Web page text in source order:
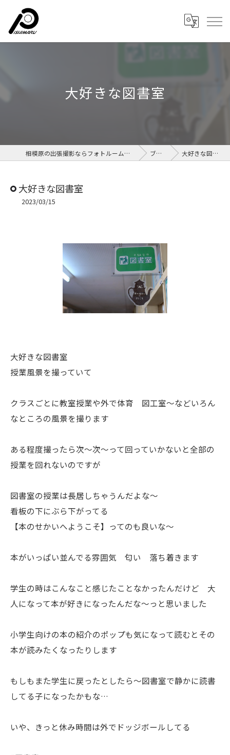
大好きな図書室
相模原の出張撮影ならフォトルームイシマル ブログ 大好きな図書室
大好きな図書室
2023/03/15
大好きな図書室
授業風景を撮っていて
クラスごとに教室授業や外で体育 図工室〜などいろん
なところの風景を撮ります
ある程度撮ったら次〜次〜って回っていかないと全部の
授業を回れないのですが
図書室の授業は長居しちゃうんだよな〜
看板の下にぶら下がってる
【本のせかいへようこそ】ってのも良いな〜
本がいっぱい並んでる雰囲気 匂い 落ち着きます
学生の時はこんなこと感じたことなかったんだけど 大
人になって本が好きになったんだな〜っと思いました
小学生向けの本の紹介のポップも気になって読むとその
本が読みたくなったりします
もしもまた学生に戻ったとしたら〜図書室で静かに読書
してる子になったかもな…
いや、きっと休み時間は外でドッジボールしてる